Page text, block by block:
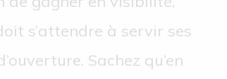
s’attendre à servir ses
Sachez qu’en